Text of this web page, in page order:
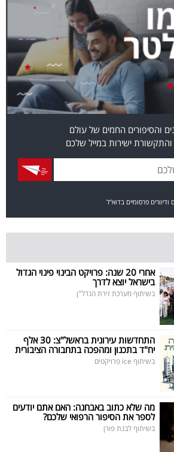
והסיפורים החמים של עולם
ישירות במייל שלכם
פרסומיים בדוא"ל
אחרי 20 שנה: פרויקט הבינוי פינוי הגדול
בישראל יוצא לדרך
בשיתוף מערכת זירת הנדל"ן
התחדשות עירונית בראשל"צ: 30 אלף
יח"ד בתכנון ומהפכה בתחבורה הציבורית
בשיתוף ice פרויקטים
מה שלא כתוב באבחנה: האם אתם יודעים
לספר את הסיפור הרפואי שלכם?
בשיתוף לבנת פורן